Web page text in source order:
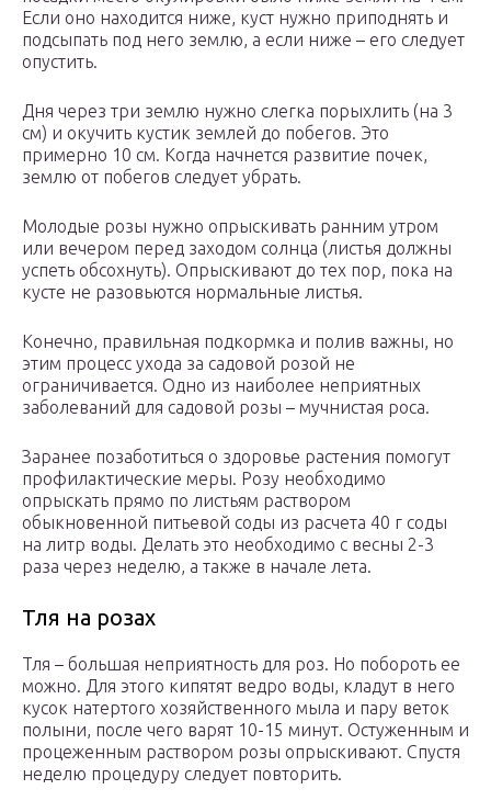
Если оно находится ниже, куст нужно приподнять и
подсыпать под него землю, а если ниже – его следует
опустить.
Дня через три землю нужно слегка порыхлить (на 3
см) и окучить кустик землей до побегов. Это
примерно 10 см. Когда начнется развитие почек,
землю от побегов следует убрать.
Молодые розы нужно опрыскивать ранним утром
или вечером перед заходом солнца (листья должны
успеть обсохнуть). Опрыскивают до тех пор, пока на
кусте не разовьются нормальные листья.
Конечно, правильная подкормка и полив важны, но
этим процесс ухода за садовой розой не
ограничивается. Одно из наиболее неприятных
заболеваний для садовой розы – мучнистая роса.
Заранее позаботиться о здоровье растения помогут
профилактические меры. Розу необходимо
опрыскать прямо по листьям раствором
обыкновенной питьевой соды из расчета 40 г соды
на литр воды. Делать это необходимо с весны 2-3
раза через неделю, а также в начале лета.
Тля на розах
Тля – большая неприятность для роз. Но побороть ее
можно. Для этого кипятят ведро воды, кладут в него
кусок натертого хозяйственного мыла и пару веток
полыни, после чего варят 10-15 минут. Остуженным и
процеженным раствором розы опрыскивают. Спустя
неделю процедуру следует повторить.